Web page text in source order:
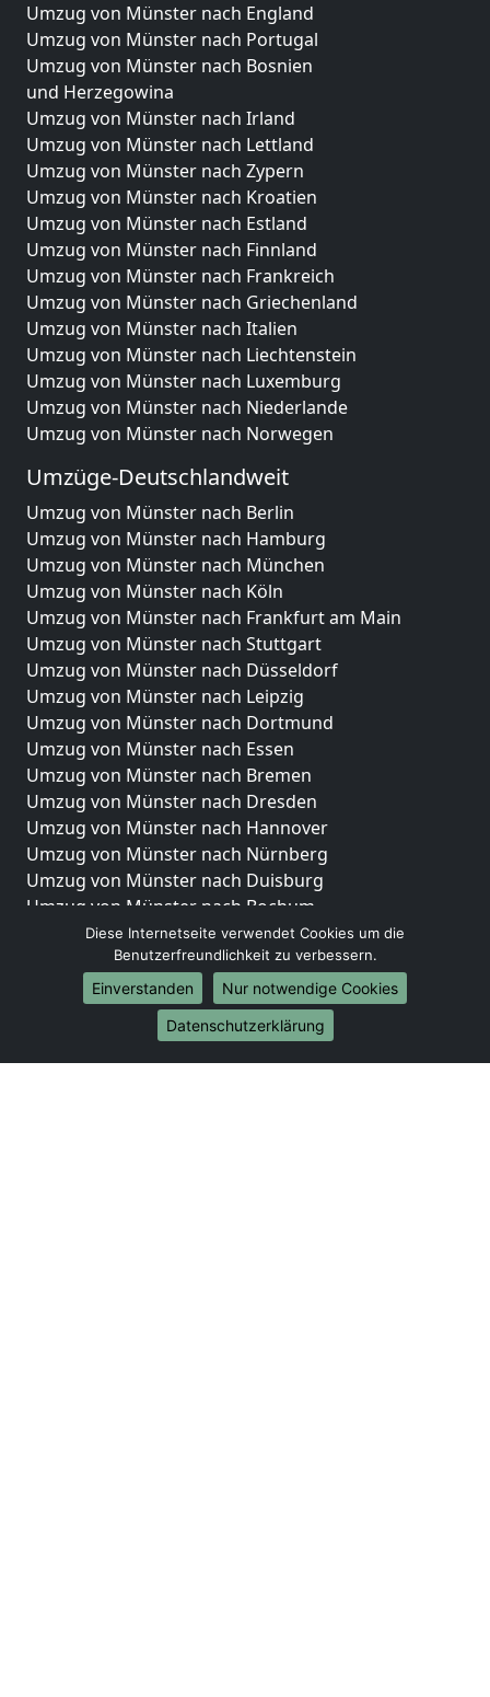
Umzug von Münster nach England
Umzug von Münster nach Portugal
Umzug von Münster nach Bosnien
und Herzegowina
Umzug von Münster nach Irland
Umzug von Münster nach Lettland
Umzug von Münster nach Zypern
Umzug von Münster nach Kroatien
Umzug von Münster nach Estland
Umzug von Münster nach Finnland
Umzug von Münster nach Frankreich
Umzug von Münster nach Griechenland
Umzug von Münster nach Italien
Umzug von Münster nach Liechtenstein
Umzug von Münster nach Luxemburg
Umzug von Münster nach Niederlande
Umzug von Münster nach Norwegen
Umzüge-Deutschlandweit
Umzug von Münster nach Berlin
Umzug von Münster nach Hamburg
Umzug von Münster nach München
Umzug von Münster nach Köln
Umzug von Münster nach Frankfurt am Main
Umzug von Münster nach Stuttgart
Umzug von Münster nach Düsseldorf
Umzug von Münster nach Leipzig
Umzug von Münster nach Dortmund
Umzug von Münster nach Essen
Umzug von Münster nach Bremen
Umzug von Münster nach Dresden
Umzug von Münster nach Hannover
Umzug von Münster nach Nürnberg
Umzug von Münster nach Duisburg
Umzug von Münster nach Bochum
Umzug von Münster nach Wuppertal
Umzug von Münster nach Bielefeld
Umzug von Münster nach Bonn
Umzug von Münster nach Münster
Diese Internetseite verwendet Cookies um die
Benutzerfreundlichkeit zu verbessern.
Einverstanden
Nur notwendige Cookies
Datenschutzerklärung